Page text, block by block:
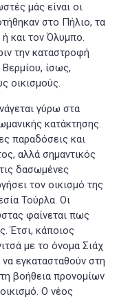
μάς είναι οι
στο Πήλιο, τα
και τον Όλυμπο.
την καταστροφή
ίσως,
οικισμούς.
γύρω στα
κατάκτησης.
παραδόσεις και
αλλά σημαντικός
δασωμένες
τον οικισμό της
Τούρλα. Οι
φαίνεται πως
Έτσι, κάποιος
με το όνομα Σιάχ
εγκατασταθούν στη
βοήθεια προνομίων
Ο νέος